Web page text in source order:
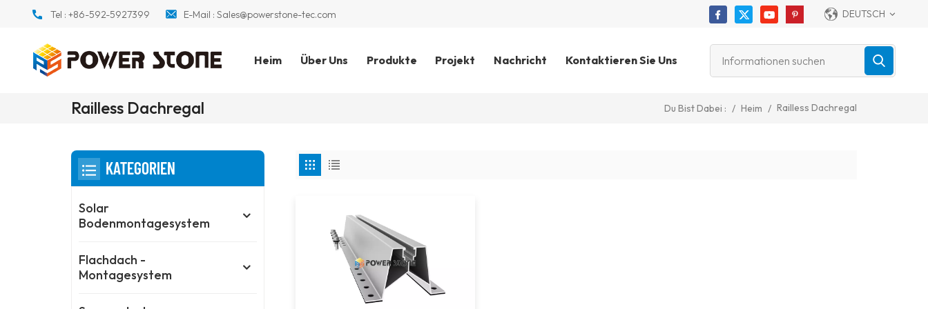
Tel :+86-592-5927399 E-Mail : Sales@powerstone-tec.com DEUTSCH
Heim Über Uns Produkte Projekt Nachricht Kontaktieren Sie Uns
Railless Dachregal Du Bist Dabei : / Heim / Railless Dachregal
KATEGORIEN
Solar
Bodenmontagesystem
Flachdach -
Montagesystem